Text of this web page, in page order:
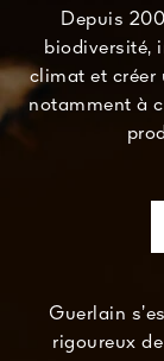
Depuis
biodiversité,
climat et créer
notamment à
Guerlain
rigoureux